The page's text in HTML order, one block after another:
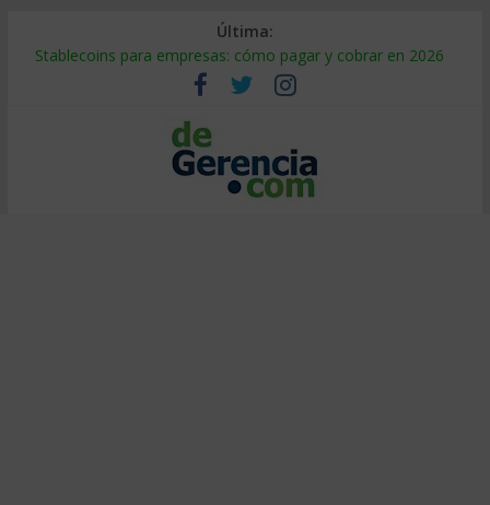
Última:
Stablecoins para empresas: cómo pagar y cobrar en 2026
Despido silencioso: qué es y por qué sale tan caro
IA en selección de personal: cómo auditarla a tiempo
Trabajo forzoso en la cadena de suministro: qué hacer
Mercado hispano de EE. UU.: cómo segmentarlo y venderle